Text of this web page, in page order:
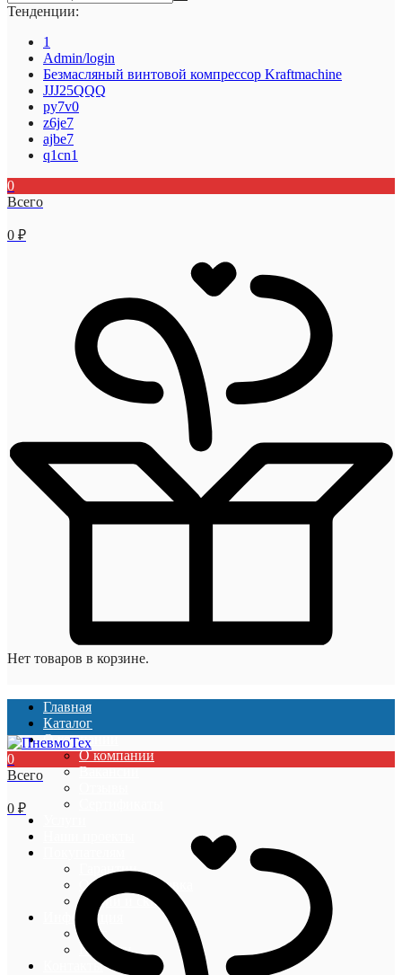
Тенденции:
1
Admin/login
Безмасляный винтовой компрессор Kraftmaсhine
JJJ25QQQ
py7v0
z6je7
ajbe7
q1cn1
0
Всего
0 ₽
Нет товаров в корзине.
Главная
Каталог
О компании
О компании
Вакансии
Гарантии
Оплата и доставка
Акции и скидки
Информация
Блог
Новости
Контакты
0
Всего
0 ₽